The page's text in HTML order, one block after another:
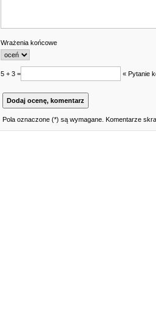
Wrażenia końcowe
5 + 3 = « Pytanie
Pola oznaczone (*) są wymagane. Komentarze